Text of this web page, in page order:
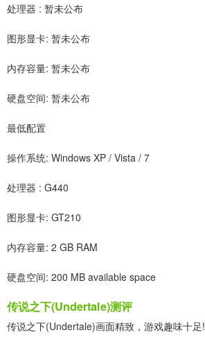
处理器 : 暂未公布
图形显卡: 暂未公布
内存容量: 暂未公布
硬盘空间: 暂未公布
最低配置
操作系统: Windows XP / Vista / 7
处理器 : G440
图形显卡: GT210
内存容量: 2 GB RAM
硬盘空间: 200 MB available space
传说之下(Undertale)测评
传说之下(Undertale)画面精致，游戏趣味十足!